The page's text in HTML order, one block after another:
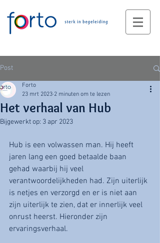
Post
Het verhaal van Hub
Forto
23 mrt 2023 2 minuten om te lezen
Bijgewerkt op: 3 apr 2023
Hub is een volwassen man. Hij heeft
jaren lang een goed betaalde baan
gehad waarbij hij veel
verantwoordelijkheden had. Zijn uiterlijk
is netjes en verzorgd en er is niet aan
zijn uiterlijk te zien, dat er innerlijk veel
onrust heerst. Hieronder zijn
ervaringsverhaal.